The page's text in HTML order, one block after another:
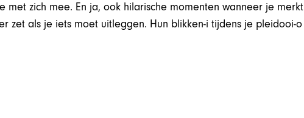
zich mee. En ja, ook hilarische momenten wanneer je merkt
zet als je iets moet uitleggen. Hun blikken-i tijdens je pleidooi-o